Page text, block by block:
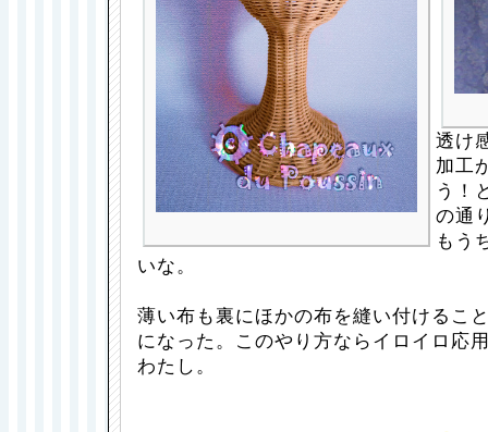
透け
加工
う！
の通
もう
いな。
薄い布も裏にほかの布を縫い付けるこ
になった。このやり方ならイロイロ応
わたし。